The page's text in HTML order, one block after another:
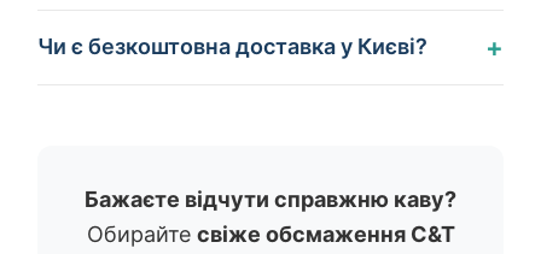
Чи є безкоштовна доставка у Києві? +
Бажаєте відчути справжню каву?
Обирайте свіже обсмаження C&T